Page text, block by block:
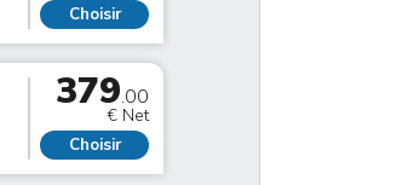
Choisir
379.00
€ Net
Choisir